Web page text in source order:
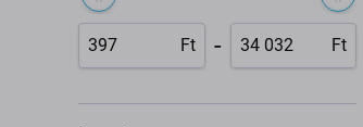
Ft - Ft